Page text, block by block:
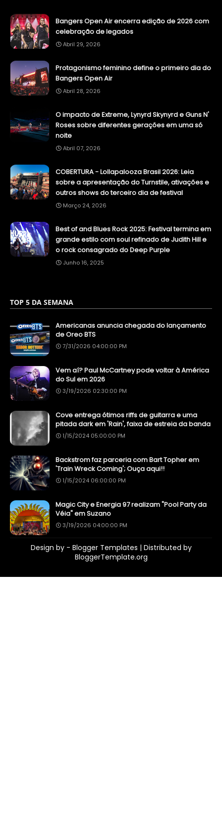
Bangers Open Air encerra edição de 2026 com
celebração de legados
Abril 29, 2026
Protagonismo feminino define o primeiro dia do
Bangers Open Air
Abril 28, 2026
O impacto de Extreme, Lynyrd Skynyrd e Guns N'
Roses sobre diferentes gerações em uma só
noite
Abril 07, 2026
COBERTURA - Lollapalooza Brasil 2026: Leia
sobre a apresentação do Turnstile, ativações e
outros shows do terceiro dia de festival
Março 24, 2026
Best of and Blues Rock 2025: Festival termina em
grande estilo com soul refinado de Judith Hill e
o rock consagrado do Deep Purple
Junho 16, 2025
TOP 5 DA SEMANA
Americanas anuncia chegada do lançamento
de Oreo BTS
7/31/2026 04:00:00 PM
Vem aí? Paul McCartney pode voltar à América
do Sul em 2026
3/19/2026 02:30:00 PM
Cove entrega ótimos riffs de guitarra e uma
pitada dark em 'Rain', faixa de estreia da banda
1/15/2024 05:00:00 PM
Backstrom faz parceria com Bart Topher em
'Train Wreck Coming'; Ouça aqui!!
1/15/2024 06:00:00 PM
Magic City e Energia 97 realizam "Pool Party da
Véia" em Suzano
3/19/2026 04:00:00 PM
Design by - Blogger Templates | Distributed by
BloggerTemplate.org